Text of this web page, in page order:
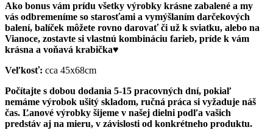
Ako bonus vám prídu všetky výrobky krásne zabalené a my
vás odbremeníme so starosťami a vymýšlaním darčekových
balení, balíček môžete rovno darovať či už k sviatku, alebo na
Vianoce, zostavte si vlastnú kombináciu farieb, príde k vám
krásna a voňavá krabička♥
Veľkosť: cca 45x68cm
Počítajte s dobou dodania 5-15 pracovných dní, pokiaľ
nemáme výrobok ušitý skladom, ručná práca si vyžaduje náš
čas. Ľanové výrobky šijeme v našej dielni podľa vašich
predstáv aj na mieru, v závislosti od konkrétneho produktu.